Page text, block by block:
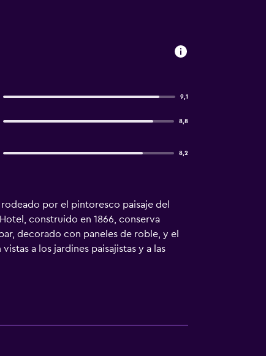
9,1
8,8
8,2
por el pintoresco paisaje del
construido en 1866, conserva
decorado con paneles de roble, y el
a los jardines paisajistas y a las
menú exquisito y ofrece un servicio